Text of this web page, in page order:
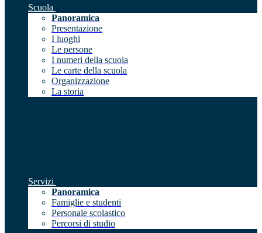
Scuola
Panoramica
Presentazione
I luoghi
Le persone
I numeri della scuola
Le carte della scuola
Organizzazione
La storia
Servizi
Panoramica
Famiglie e studenti
Personale scolastico
Percorsi di studio